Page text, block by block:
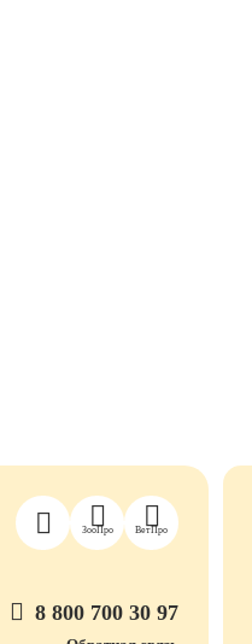
ЗооПро ВетПро
8 800 700 30 97